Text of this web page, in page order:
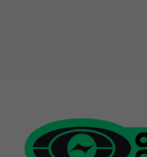
contenuto